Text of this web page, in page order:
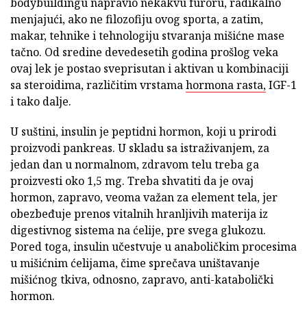
menjajući, ako ne filozofiju ovog sporta, a zatim,
makar, tehnike i tehnologiju stvaranja mišićne mase
tačno. Od sredine devedesetih godina prošlog veka
ovaj lek je postao sveprisutan i aktivan u kombinaciji
sa steroidima, različitim vrstamahormona rasta,IGF-1
i tako dalje.
U suštini, insulin je peptidni hormon, koji u prirodi
proizvodi pankreas. U skladu sa istraživanjem, za
jedan dan u normalnom, zdravom telu treba ga
proizvesti oko 1,5 mg. Treba shvatiti da je ovaj
hormon, zapravo, veoma važan za element tela, jer
obezbeđuje prenos vitalnih hranljivih materija iz
digestivnog sistema na ćelije, pre svega glukozu.
Pored toga, insulin učestvuje u anaboličkim procesima
u mišićnim ćelijama, čime sprečava uništavanje
mišićnog tkiva, odnosno, zapravo, anti-katabolički
hormon.